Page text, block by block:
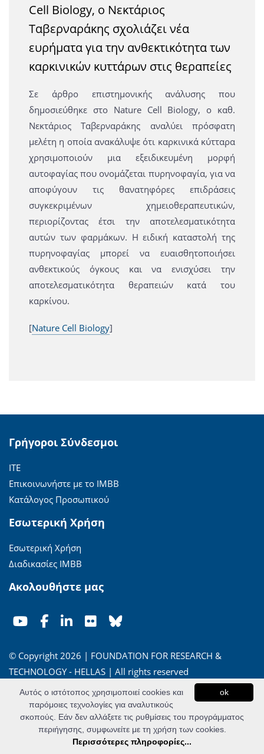
Cell Biology, ο Νεκτάριος
Ταβερναράκης σχολιάζει νέα
ευρήματα για την ανθεκτικότητα των
καρκινικών κυττάρων στις θεραπείες
Σε άρθρο επιστημονικής ανάλυσης που
δημοσιεύθηκε στο Nature Cell Biology, ο καθ.
Νεκτάριος Ταβερναράκης αναλύει πρόσφατη
μελέτη η οποία ανακάλυψε ότι καρκινικά κύτταρα
χρησιμοποιούν μια εξειδικευμένη μορφή
αυτοφαγίας που ονομάζεται πυρηνοφαγία, για να
αποφύγουν τις θανατηφόρες επιδράσεις
συγκεκριμένων χημειοθεραπευτικών,
περιορίζοντας έτσι την αποτελεσματικότητα
αυτών των φαρμάκων. Η ειδική καταστολή της
πυρηνοφαγίας μπορεί να ευαισθητοποιήσει
ανθεκτικούς όγκους και να ενισχύσει την
αποτελεσματικότητα θεραπειών κατά του
καρκίνου.
[Nature Cell Biology]
Γρήγοροι Σύνδεσμοι
ΙΤΕ
Επικοινωνήστε με το ΙΜΒΒ
Κατάλογος Προσωπικού
Εσωτερική Χρήση
Εσωτερική Χρήση
Διαδικασίες ΙΜΒΒ
Ακολουθήστε μας
© Copyright 2026 | FOUNDATION FOR RESEARCH &
TECHNOLOGY - HELLAS | All rights reserved
'Οροι Χρήσης|Πολιτική Απορρήτου
Powered byApogee Information Systems
ok
Αυτός ο ιστότοπος χρησιμοποιεί cookies και
παρόμοιες τεχνολογίες για αναλυτικούς
σκοπούς. Εάν δεν αλλάξετε τις ρυθμίσεις του προγράμματος
περιήγησης, συμφωνείτε με τη χρήση των cookies.
Περισσότερες πληροφορίες...